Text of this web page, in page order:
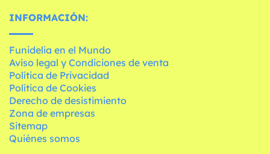
INFORMACIÓN:
Funidelia en el Mundo
Aviso legal y Condiciones de venta
Política de Privacidad
Política de Cookies
Derecho de desistimiento
Zona de empresas
Sitemap
Quiénes somos